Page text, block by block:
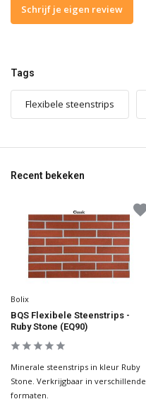
Schrijf je eigen review
Tags
Flexibele steenstrips
Recent bekeken
Bolix
BQS Flexibele Steenstrips -
Ruby Stone (EQ90)
Minerale steenstrips in kleur Ruby
Stone. Verkrijgbaar in verschillende
formaten.